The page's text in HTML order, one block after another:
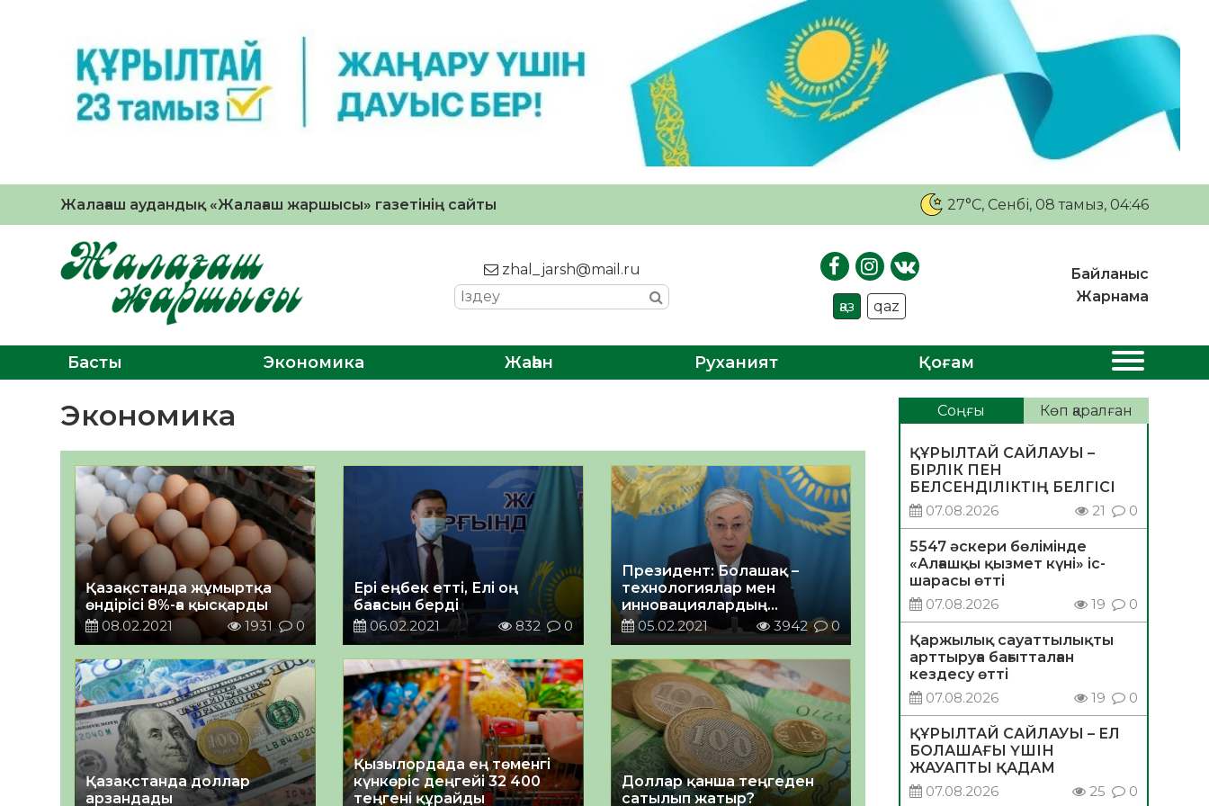
Жалағаш аудандық «Жалағаш жаршысы» газетінің сайты 27°C, Сенбі, 08 тамыз, 04:46
zhal_jarsh@mail.ru
қаз qaz
Байланыс
Жарнама
Басты Экономика Жаһан Руханият Қоғам
Экономика
Қазақстанда жұмыртқа
өндірісі 8%-ға қысқарды
08.02.2021
1931 0
Ері еңбек етті, Елі оң
бағасын берді
06.02.2021
832 0
Президент: Болашақ –
технологиялар мен
инновациялардың
еншісінде екенін жақсы
05.02.2021 3942 0
Қазақстанда доллар
арзандады
Қызылордада ең төменгі
күнкөріс деңгейі 32 400
теңгені құрайды
Доллар қанша теңгеден
сатылып жатыр?
Соңғы Көп қаралған
ҚҰРЫЛТАЙ САЙЛАУЫ –
БІРЛІК ПЕН
БЕЛСЕНДІЛІКТІҢ БЕЛГІСІ
07.08.2026
21 0
5547 әскери бөлімінде
«Алғашқы қызмет күні» іс-
шарасы өтті
07.08.2026
19 0
Қаржылық сауаттылықты
арттыруға бағытталған
кездесу өтті
07.08.2026
19 0
ҚҰРЫЛТАЙ САЙЛАУЫ – ЕЛ
БОЛАШАҒЫ ҮШІН
ЖАУАПТЫ ҚАДАМ
07.08.2026
25 0